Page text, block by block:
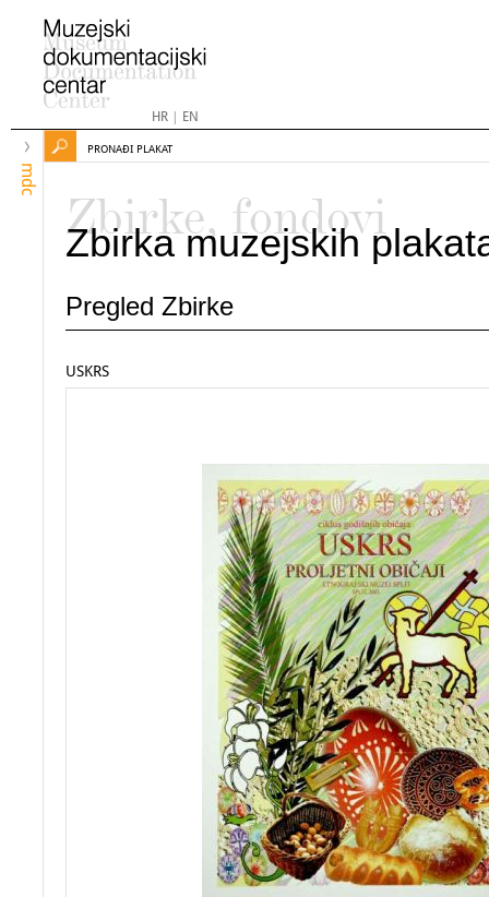
HR| EN
mdc
PRONAĐI PLAKAT
Zbirke, fondovi
Zbirka muzejskih
Pregled Zbirke
USKRS